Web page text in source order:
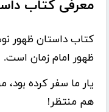
معرفی کتاب
کتاب داستان ظهور
ظهور امام زمان است.
یار ما سفر کرده بود،
هم منتظر!